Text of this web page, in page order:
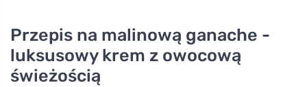
Przepis na malinową ganache -
luksusowy krem z owocową
świeżością